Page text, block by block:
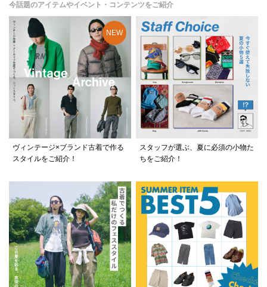
今話題のアイテムやイベント・コンテンツをご紹介
ヴィンテージ×ブランド古着で作る
スタイルをご紹介！
スタッフが選ぶ、夏に必須の小物た
ちをご紹介！